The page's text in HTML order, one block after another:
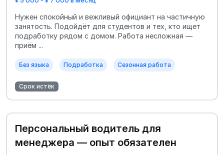
Нужен спокойный и вежливый официант на частичную
занятость. Подойдёт для студентов и тех, кто ищет
подработку рядом с домом. Работа несложная —
приём ...
Без языка Подработка Сезонная работа
Срок истёк
Персональный водитель для
менеджера — опыт обязателен